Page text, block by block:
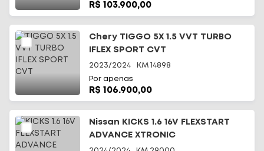
R$ 103.900,00
Chery TIGGO 5X 1.5 VVT TURBO
IFLEX SPORT CVT
2023/2024 KM 14898
Por apenas
R$ 106.900,00
Nissan KICKS 1.6 16V FLEXSTART
ADVANCE XTRONIC